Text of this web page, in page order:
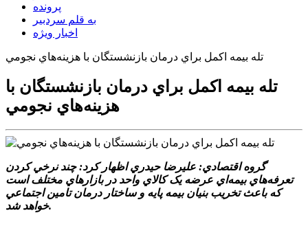
پرونده
به قلم سردبیر
اخبار ویژه
تله بيمه اکمل براي درمان بازنشستگان با هزينه‌هاي نجومي
تله بيمه اکمل براي درمان بازنشستگان با
هزينه‌هاي نجومي
گروه اقتصادي: عليرضا حيدري اظهار کرد: چند نرخي کردن
تعرفه‌هاي بيمه‌اي عرضه يک کالاي واحد در بازار‌هاي مختلف است
که باعث تخريب بنيان بيمه پايه و ساختار درمان تامين اجتماعي
خواهد شد.